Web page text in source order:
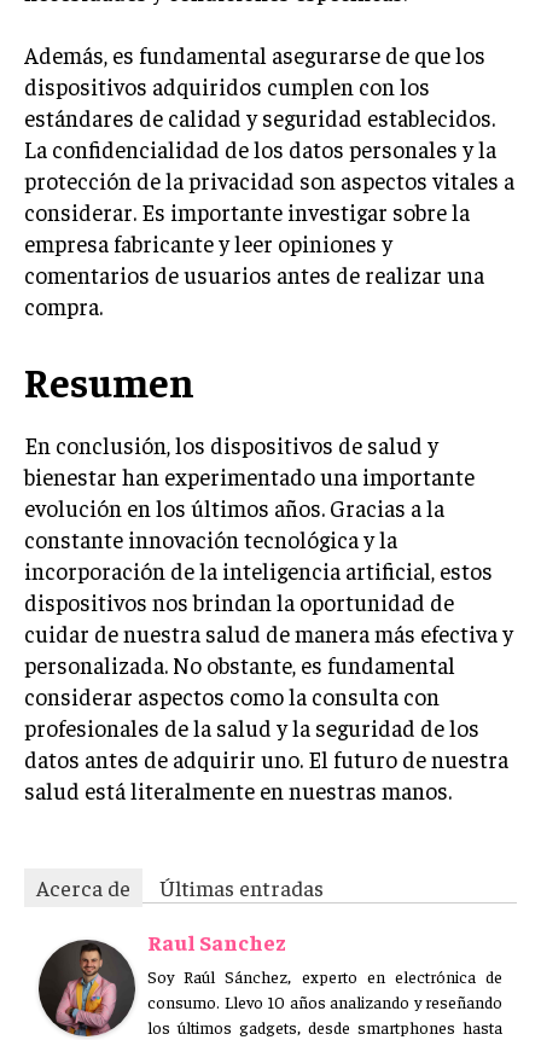
Además, es fundamental asegurarse de que los
dispositivos adquiridos cumplen con los
estándares de calidad y seguridad establecidos.
La confidencialidad de los datos personales y la
protección de la privacidad son aspectos vitales a
considerar. Es importante investigar sobre la
empresa fabricante y leer opiniones y
comentarios de usuarios antes de realizar una
compra.
Resumen
En conclusión, los dispositivos de salud y
bienestar han experimentado una importante
evolución en los últimos años. Gracias a la
constante innovación tecnológica y la
incorporación de la inteligencia artificial, estos
dispositivos nos brindan la oportunidad de
cuidar de nuestra salud de manera más efectiva y
personalizada. No obstante, es fundamental
considerar aspectos como la consulta con
profesionales de la salud y la seguridad de los
datos antes de adquirir uno. El futuro de nuestra
salud está literalmente en nuestras manos.
Acerca de
Últimas entradas
Raul Sanchez
Soy Raúl Sánchez, experto en electrónica de
consumo. Llevo 10 años analizando y reseñando
los últimos gadgets, desde smartphones hasta